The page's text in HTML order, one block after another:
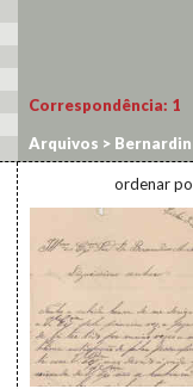
Correspondência: 1
Arquivos >
ordenar